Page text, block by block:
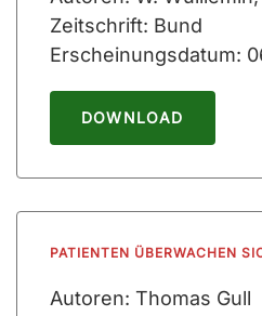
Zeitschrift: Bund
Erscheinungsdatum:
DOWNLOAD
PATIENTEN ÜBERWACHEN
Autoren: Thomas Gull